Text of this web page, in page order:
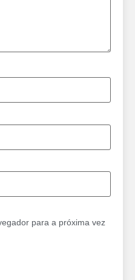
para a próxima vez